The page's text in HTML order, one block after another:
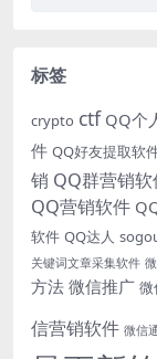
标签
crypto ctf QQ个
件 QQ好友提取软
销 QQ群营销软
QQ营销软件
软件 QQ达人
关键词文章采集软件
方法 微信推广 微
信营销软件 微信